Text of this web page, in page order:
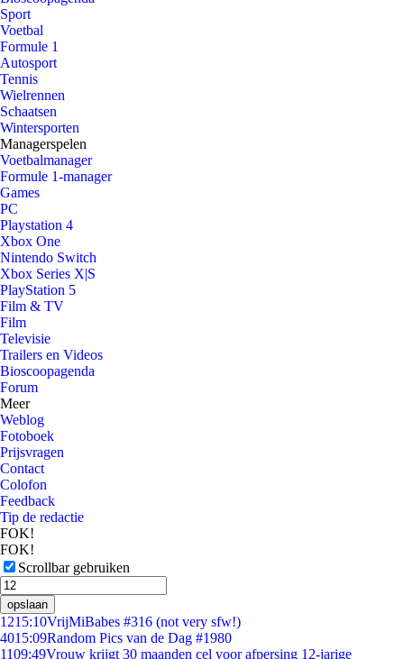
Sport
Voetbal
Formule 1
Autosport
Tennis
Wielrennen
Schaatsen
Wintersporten
Managerspelen
Voetbalmanager
Formule 1-manager
Games
PC
Playstation 4
Xbox One
Nintendo Switch
Xbox Series X|S
PlayStation 5
Film & TV
Film
Televisie
Trailers en Videos
Bioscoopagenda
Forum
Meer
Weblog
Fotoboek
Prijsvragen
Contact
Colofon
Feedback
Tip de redactie
FOK!
FOK!
Scrollbar gebruiken
opslaan
1215:10VrijMiBabes #316 (not very sfw!)
4015:09Random Pics van de Dag #1980
1109:49Vrouw krijgt 30 maanden cel voor afpersing 12-jarige